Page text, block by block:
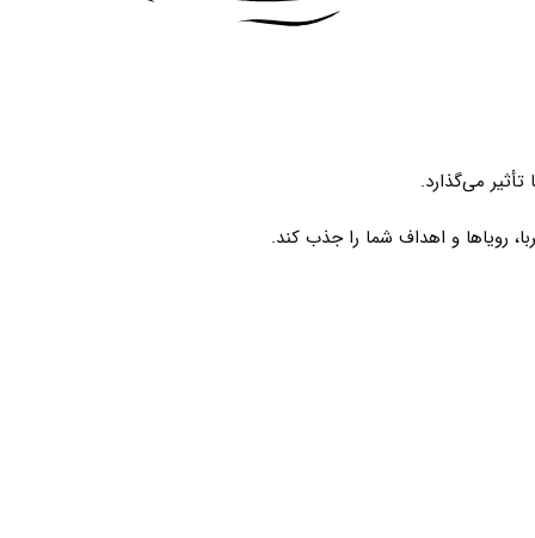
می‌گذارد.
رویاها و اهداف شما را جذب کند.